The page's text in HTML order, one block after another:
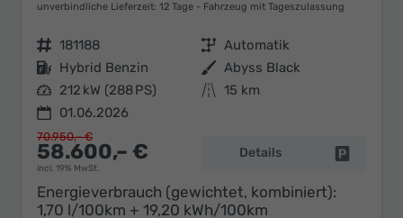
unverbindliche Lieferzeit: 12 Tage Fahrzeug mit Tageszulassung
Fahrzeugnr. 181188 Getriebe Automatik
Kraftstoff Hybrid Benzin Außenfarbe Abyss Black
Leistung 212 kW (288 PS) Kilometerstand 15 km
01.06.2026
58.600,– €
incl. 19% MwSt.
70.950,– €
Details
Energieverbrauch (gewichtet, kombiniert):
1,70 l/100km + 19,20 kWh/100km